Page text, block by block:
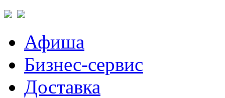
Афиша
Бизнес-сервис
Доставка